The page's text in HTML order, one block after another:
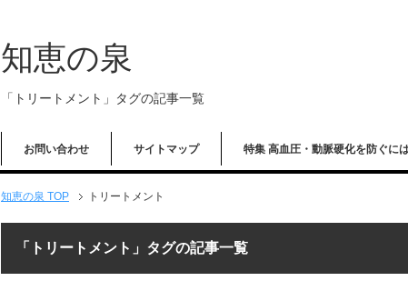
知恵の泉
「トリートメント」タグの記事一覧
お問い合わせ サイトマップ 特集 高血圧・動脈硬化を防ぐに
知恵の泉 TOP トリートメント
「トリートメント」タグの記事一覧